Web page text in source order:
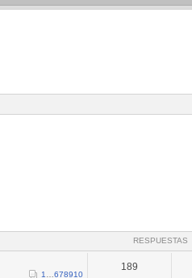
RESPUESTAS
1 678910
189